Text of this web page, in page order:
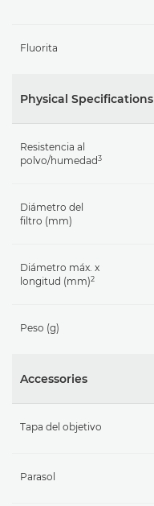
Fluorita
Physical Specifications
Resistencia al
polvo/humedad3
Diámetro del
filtro (mm)
Diámetro máx. x
longitud (mm)2
Peso (g)
Accessories
Tapa del objetivo
Parasol